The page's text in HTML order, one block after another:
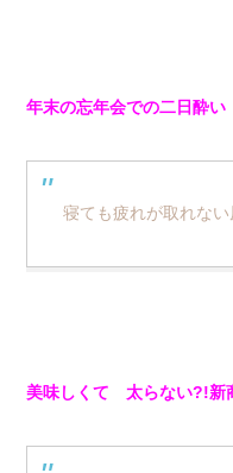
年末の忘年会での二日酔
寝ても疲れが取れない
美味しくて 太らない?!新